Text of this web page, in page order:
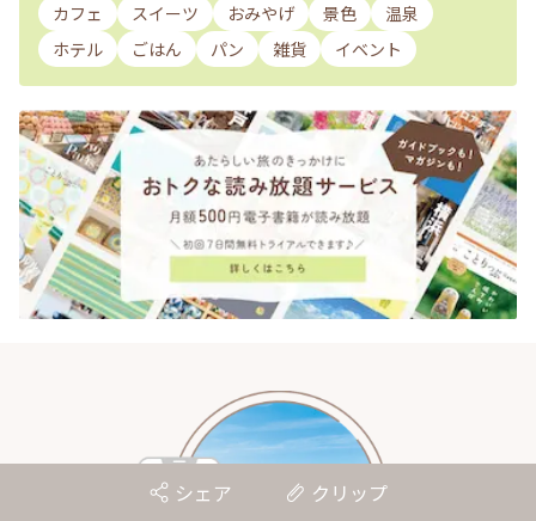
カフェ スイーツ おみやげ 景色
温泉
ホテル
ごはん パン 雑貨 イベント
シェア クリップ